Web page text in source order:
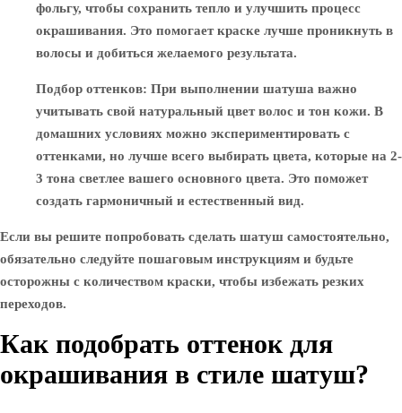
фольгу, чтобы сохранить тепло и улучшить процесс
окрашивания. Это помогает краске лучше проникнуть в
волосы и добиться желаемого результата.
Подбор оттенков: При выполнении шатуша важно
учитывать свой натуральный цвет волос и тон кожи. В
домашних условиях можно экспериментировать с
оттенками, но лучше всего выбирать цвета, которые на 2-
3 тона светлее вашего основного цвета. Это поможет
создать гармоничный и естественный вид.
Если вы решите попробовать сделать шатуш самостоятельно,
обязательно следуйте пошаговым инструкциям и будьте
осторожны с количеством краски, чтобы избежать резких
переходов.
Как подобрать оттенок для
окрашивания в стиле шатуш?